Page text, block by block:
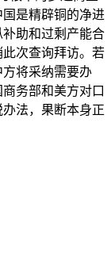
是精辟铜的净进
助和过剩产能合
次查询拜访。若
将采纳需要办
务部和美方对口
法，果断本身正